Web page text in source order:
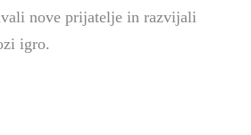
nove prijatelje in razvijali
igro.